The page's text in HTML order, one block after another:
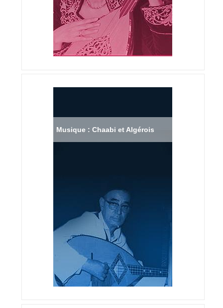
Musique : Chaabi et Algérois